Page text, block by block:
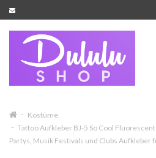
Kostüme
Tattoo Aufkleber BJ-5 So Cool
Partys, Musik Festivals und Clubs Aufkleber